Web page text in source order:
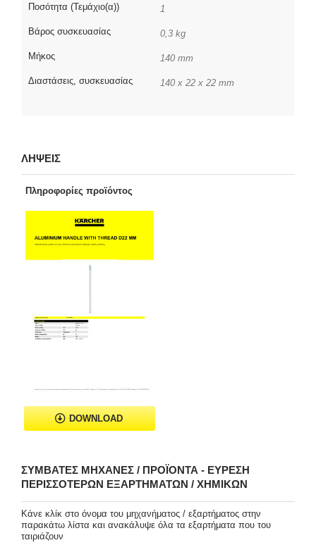
Ποσότητα (Τεμάχιο(α)) 1
Βάρος συσκευασίας 0,3 kg
Μήκος 140 mm
Διαστάσεις, συσκευασίας 140 x 22 x 22 mm
ΛΗΨΕΙΣ
Πληροφορίες προϊόντος
DOWNLOAD
ΣΥΜΒΑΤΈΣ ΜΗΧΑΝΈΣ / ΠΡΟΪΌΝΤΑ - ΕΎΡΕΣΗ
ΠΕΡΙΣΣΌΤΕΡΩΝ ΕΞΑΡΤΗΜΆΤΩΝ / ΧΗΜΙΚΏΝ
Κάνε κλίκ στο όνομα του μηχανήματος / εξαρτήματος στην
παρακάτω λίστα και ανακάλυψε όλα τα εξαρτήματα που του
ταιριάζουν